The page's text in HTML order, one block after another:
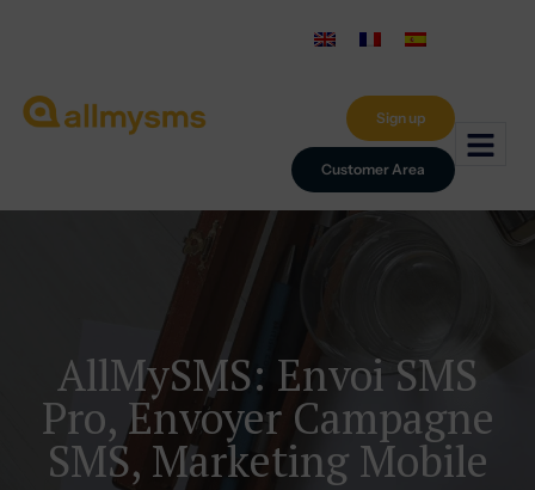
Customer Area
Sign up
AllMySMS: Envoi SMS
Pro, Envoyer Campagne
SMS, Marketing Mobile